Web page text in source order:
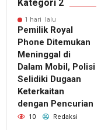
Kategori 2
1 hari lalu
Pemilik Royal
Phone Ditemukan
Meninggal di
Dalam Mobil, Polisi
Selidiki Dugaan
Keterkaitan
dengan Pencurian
10 Redaksi